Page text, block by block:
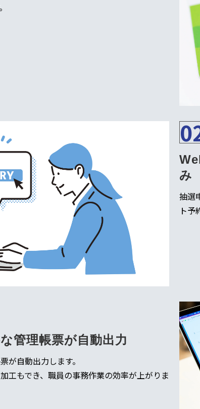
み
抽選
ト予
管理帳票が自動出力
が自動出力します。
工もでき、職員の事務作業の効率が上がりま